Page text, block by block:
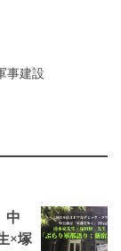
事建設
中
×塚